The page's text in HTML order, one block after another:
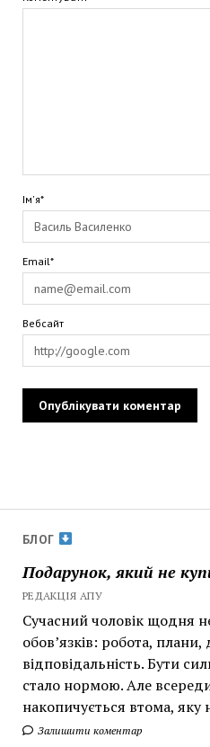
БЛОГ
Подарунок, який не
РЕДАКЦІЯ АПУ
Сучасний чоловік щодня
обов’язків: робота,
відповідальність. Бути
стало нормою. Але
накопичується втома, яку
Залишити коментар
Ім'я*
Email*
Вебсайт